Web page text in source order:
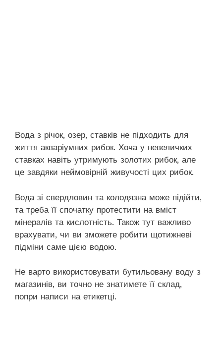
Вода з річок, озер, ставків не підходить для
життя акваріумних рибок. Хоча у невеличких
ставках навіть утримують золотих рибок, але
це завдяки неймовірній живучості цих рибок.
Вода зі свердловин та колодязна може підійти,
та треба її спочатку протестити на вміст
мінералів та кислотність. Також тут важливо
врахувати, чи ви зможете робити щотижневі
підміни саме цією водою.
Не варто використовувати бутильовану воду з
магазинів, ви точно не знатимете її склад,
попри написи на етикетці.